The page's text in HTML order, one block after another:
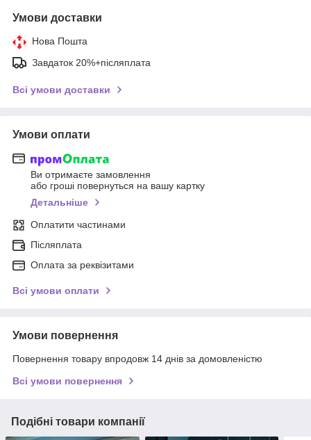
Умови доставки
Нова Пошта
Завдаток 20%+післяплата
Всі умови доставки
Умови оплати
Ви отримаєте замовлення
або гроші повернуться на вашу картку
Детальніше
Оплатити частинами
Післяплата
Оплата за реквізитами
Всі умови оплати
Умови повернення
Повернення товару впродовж 14 днів за домовленістю
Всі умови повернення
Подібні товари компанії